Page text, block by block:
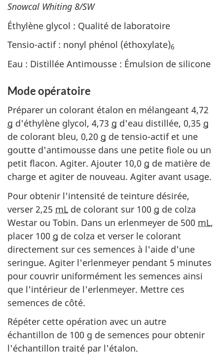
Snowcal Whiting 8/SW
Éthylène glycol : Qualité de laboratoire
Tensio-actif : nonyl phénol (éthoxylate)6
Eau : Distillée Antimousse : Émulsion de silicone
Mode opératoire
Préparer un colorant étalon en mélangeant 4,72
g d'éthylène glycol, 4,73 g d'eau distillée, 0,35 g
de colorant bleu, 0,20 g de tensio-actif et une
goutte d'antimousse dans une petite fiole ou un
petit flacon. Agiter. Ajouter 10,0 g de matière de
charge et agiter de nouveau. Agiter avant usage.
Pour obtenir l'intensité de teinture désirée,
verser 2,25 mL de colorant sur 100 g de colza
Westar ou Tobin. Dans un erlenmeyer de 500 mL,
placer 100 g de colza et verser le colorant
directement sur ces semences à l'aide d'une
seringue. Agiter l'erlenmeyer pendant 5 minutes
pour couvrir uniformément les semences ainsi
que l'intérieur de l'erlenmeyer. Mettre ces
semences de côté.
Répéter cette opération avec un autre
échantillon de 100 g de semences pour obtenir
l'échantillon traité par l'étalon.